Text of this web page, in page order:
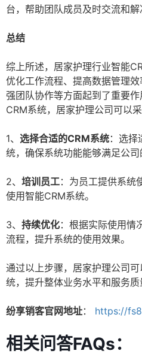
台，帮助团队成员及时交流和解
总结
综上所述，居家护理行业智能
优化工作流程、提高数据管理
强团队协作等方面起到了重要
CRM系统，居家护理公司可以采
1、 选择合适的CRM系统：选择
统，确保系统功能能够满足公司
2、 培训员工：为员工提供系统
使用智能CRM系统。
3、 持续优化：根据实际使用情
流程，提升系统的使用效果。
通过以上步骤，居家护理公司
统，提升整体业务水平和服务质
纷享销客官网地址： https://
相关问答FAQs：